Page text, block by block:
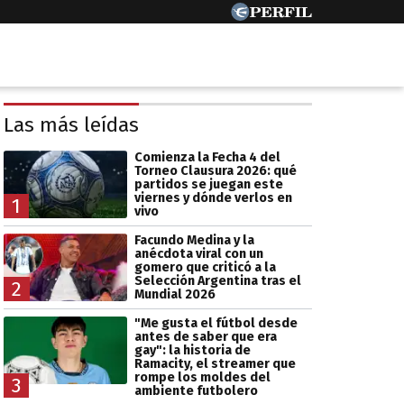
Las más leídas
1
Comienza la Fecha 4 del
Torneo Clausura 2026: qué
partidos se juegan este
viernes y dónde verlos en
vivo
2
Facundo Medina y la
anécdota viral con un
gomero que criticó a la
Selección Argentina tras el
Mundial 2026
3
"Me gusta el fútbol desde
antes de saber que era
gay": la historia de
Ramacity, el streamer que
rompe los moldes del
ambiente futbolero